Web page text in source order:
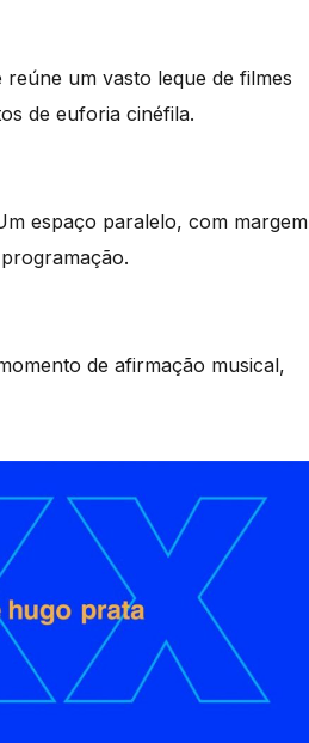
um vasto leque de filmes
de euforia cinéfila.
espaço paralelo, com margem
de afirmação musical,